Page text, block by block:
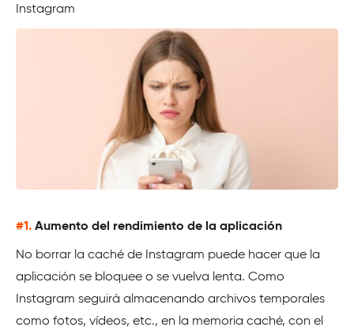
Instagram
#1. Aumento del rendimiento de la aplicación
No borrar la caché de Instagram puede hacer que la
aplicación se bloquee o se vuelva lenta. Como
Instagram seguirá almacenando archivos temporales
como fotos, vídeos, etc., en la memoria caché, con el